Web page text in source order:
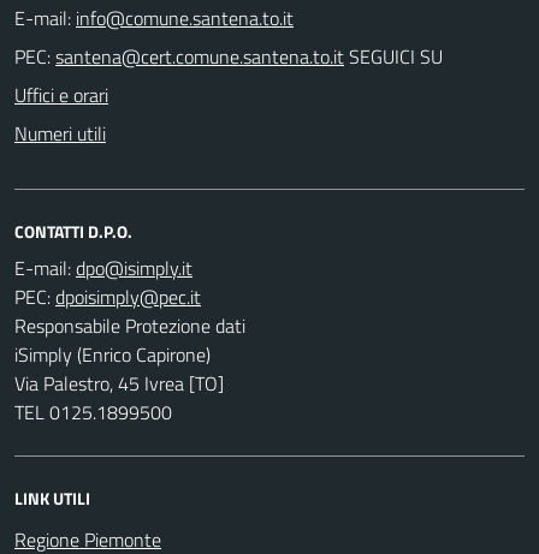
E-mail:
PEC:
SEGUICI SU
Uffici e orari
Numeri utili
CONTATTI D.P.O.
E-mail:
PEC:
Responsabile Protezione dati
iSimply (Enrico Capirone)
Via Palestro, 45 Ivrea [TO]
TEL 0125.1899500
LINK UTILI
Regione Piemonte